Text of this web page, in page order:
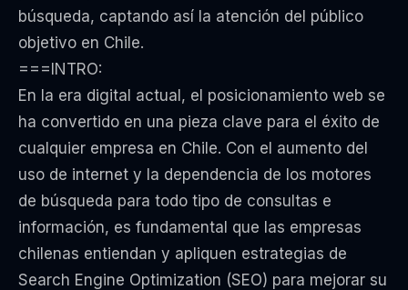
búsqueda, captando así la atención del público
objetivo en Chile.
===INTRO:
En la era digital actual, el posicionamiento web se
ha convertido en una pieza clave para el éxito de
cualquier empresa en Chile. Con el aumento del
uso de internet y la dependencia de los motores
de búsqueda para todo tipo de consultas e
información, es fundamental que las empresas
chilenas entiendan y apliquen estrategias de
Search Engine Optimization (SEO) para mejorar su